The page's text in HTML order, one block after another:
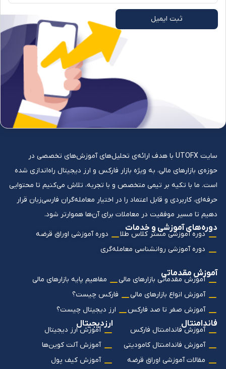
ثبت ایمیل
سایت UTOFX با هدف ارائه‌ی تحلیل‌های آموزش‌های تخصصی در
حوزه‌ی بازارهای مالی، به ویژه بازار فارکس و ارز دیجیتال راه‌اندازی شده
است. ما با تکیه بر تیمی متخصص و با تجربه، تلاش می‌کنیم تا محتوایی
حرفه‌ای، کاربردی و قابل اعتماد را در اختیار معامله‌گران فارسی‌زبان قرار
دهیم تا مسیر موفقیت در معاملات برای آن‌ها هموارتر شود.
دوره‌های آموزشی و خدمات
دوره آموزشی مستر کلاس طلا
دوره آموزشی اوراق قرضه
دوره آموزشی روانشناسی معامله‌گری
آموزش مقدماتی
آموزش مقدماتی بازارهای مالی
مفاهیم پایه بازارهای مالی
آموزش انواع بازارهای مالی
فارکس چیست؟
آموزش صفر تا صد فارکس
ارز دیجیتال چیست؟
فاندامنتال
آموزش فاندامنتال فارکس
آموزش فاندامنتال کامودیتی
مقالات آموزشی اوراق قرضه
ارزدیجیتال
آموزش ارز دیجیتال
آموزش آلت کوین‌ها
آموزش کیف پول